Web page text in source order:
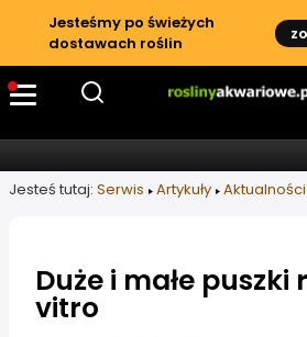
Jesteśmy po świeżych
dostawach roślin
Jesteś tutaj: Serwis Artykuły
Duże i małe
vitro